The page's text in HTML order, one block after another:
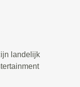
landelijk